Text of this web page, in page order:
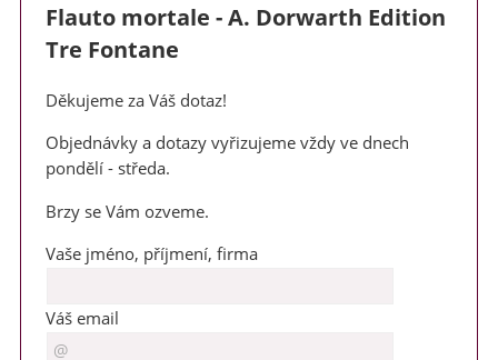
Flauto mortale - A. Dorwarth Edition
Tre Fontane
Děkujeme za Váš dotaz!
Objednávky a dotazy vyřizujeme vždy ve dnech
pondělí - středa.
Brzy se Vám ozveme.
Vaše jméno, příjmení, firma
Váš email